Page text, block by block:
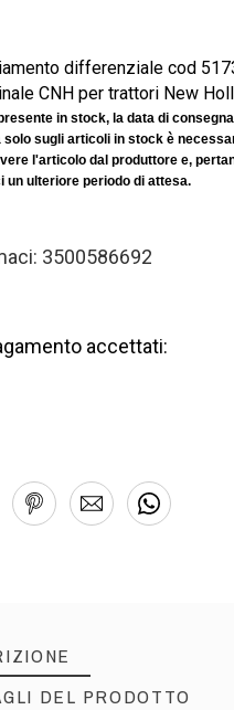
differenziale cod
CNH per trattori New
in stock, la data di
solo sugli articoli in stock è
l'articolo dal produttore e,
un ulteriore periodo di attesa.
3500586692
accettati:
DEL PRODOTTO